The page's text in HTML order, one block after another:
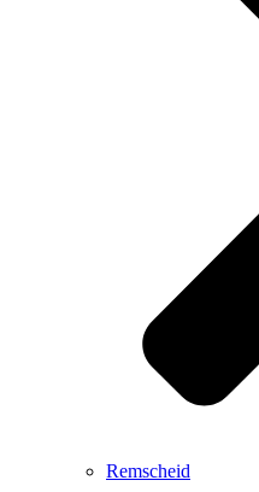
Remscheid